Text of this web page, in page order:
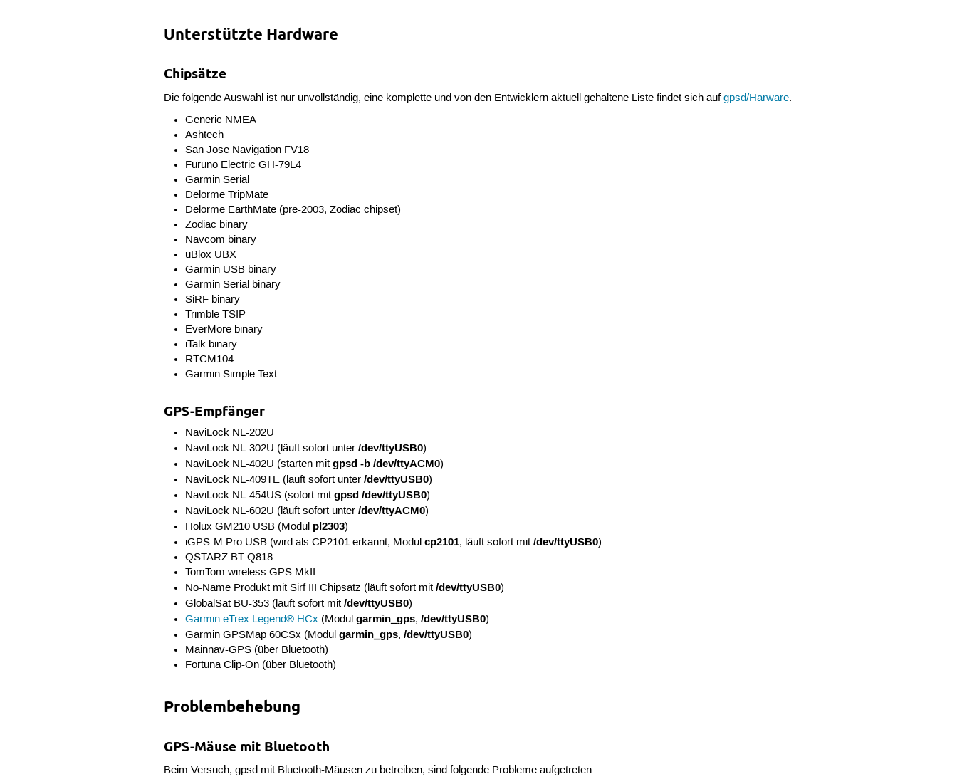
Unterstützte Hardware
Chipsätze
Die folgende Auswahl ist nur unvollständig, eine komplette und von den Entwicklern aktuell gehaltene Liste findet sich aufgpsd/Harware.
Generic NMEA
Ashtech
San Jose Navigation FV18
Furuno Electric GH-79L4
Garmin Serial
Delorme TripMate
Delorme EarthMate (pre-2003, Zodiac chipset)
Zodiac binary
Navcom binary
uBlox UBX
Garmin USB binary
Garmin Serial binary
SiRF binary
Trimble TSIP
EverMore binary
iTalk binary
RTCM104
Garmin Simple Text
GPS-Empfänger
NaviLock NL-202U
NaviLock NL-302U (läuft sofort unter /dev/ttyUSB0)
NaviLock NL-402U (starten mit gpsd -b /dev/ttyACM0)
NaviLock NL-409TE (läuft sofort unter /dev/ttyUSB0)
NaviLock NL-454US (sofort mit gpsd /dev/ttyUSB0)
NaviLock NL-602U (läuft sofort unter /dev/ttyACM0)
Holux GM210 USB (Modul pl2303)
iGPS-M Pro USB (wird als CP2101 erkannt, Modul cp2101, läuft sofort mit /dev/ttyUSB0)
QSTARZ BT-Q818
TomTom wireless GPS MkII
No-Name Produkt mit Sirf III Chipsatz (läuft sofort mit /dev/ttyUSB0)
GlobalSat BU-353 (läuft sofort mit /dev/ttyUSB0)
Garmin eTrex Legend® HCx (Modul garmin_gps, /dev/ttyUSB0)
Garmin GPSMap 60CSx (Modul garmin_gps, /dev/ttyUSB0)
Mainnav-GPS (über Bluetooth)
Fortuna Clip-On (über Bluetooth)
Problembehebung
GPS-Mäuse mit Bluetooth
Beim Versuch, gpsd mit Bluetooth-Mäusen zu betreiben, sind folgende Probleme aufgetreten: